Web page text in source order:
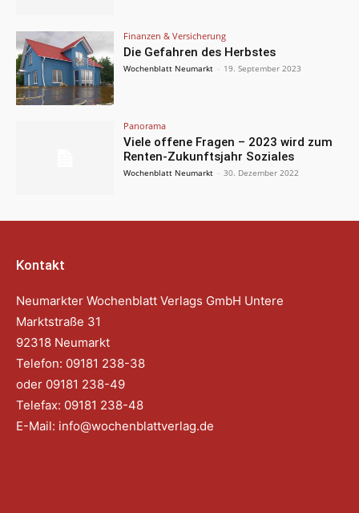
Finanzen & Versicherung
Die Gefahren des Herbstes
Wochenblatt Neumarkt - 19. September 2023
Panorama
Viele offene Fragen – 2023 wird zum
Renten-Zukunftsjahr Soziales
Wochenblatt Neumarkt - 30. Dezember 2022
Kontakt
Neumarkter Wochenblatt Verlags GmbH Untere
Marktstraße 31
92318 Neumarkt
Telefon: 09181 238-38
oder 09181 238-49
Telefax: 09181 238-48
E-Mail: info@wochenblattverlag.de